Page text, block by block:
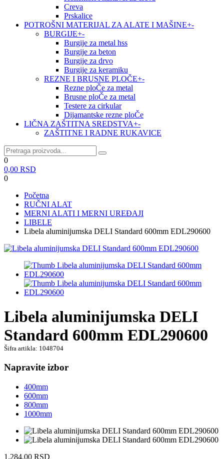
Creva
Prskalice
POTROŠNI MATERIJAL ZA ALATE I MAŠINE+-
BURGIJE+-
Burgije za metal hss
Burgije za beton
Burgije za drvo
Burgije za keramiku
REZNE I BRUSNE PLOČE+-
Rezne ploČe za metal
Brusne ploČe za metal
Testere za cirkular
Dijamantske rezne ploČe
LIČNA ZAŠTITNA SREDSTVA+-
ZAŠTITNE I RADNE RUKAVICE
0
0,00 RSD
0
Početna
RUČNI ALAT
MERNI ALATI I MERNI UREĐAJI
LIBELE
Libela aluminijumska DELI Standard 600mm EDL290600
Libela aluminijumska DELI
Standard 600mm EDL290600
Šifra artikla: 1048704
Napravite izbor
400mm
600mm
800mm
1000mm
1.284,00 RSD